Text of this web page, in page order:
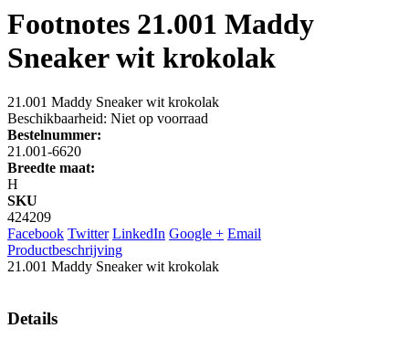
Footnotes 21.001 Maddy
Sneaker wit krokolak
21.001 Maddy Sneaker wit krokolak
Beschikbaarheid: Niet op voorraad
Bestelnummer:
21.001-6620
Breedte maat:
H
SKU
424209
Facebook Twitter LinkedIn Google + Email
Productbeschrijving
21.001 Maddy Sneaker wit krokolak
Details